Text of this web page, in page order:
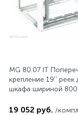
MG 80.07 IT
крепление 19'' реек
шкафа шириной
19 052 руб. /компл